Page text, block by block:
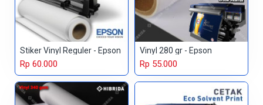
Stiker Vinyl Reguler - Epson
Rp 60.000
Vinyl 280 gr - Epson
Rp 55.000